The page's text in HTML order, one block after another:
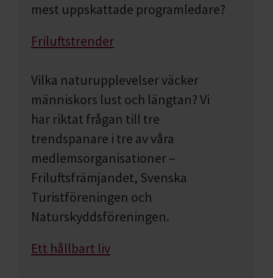
mest uppskattade programledare?
Friluftstrender
Vilka naturupplevelser väcker
människors lust och längtan? Vi
har riktat frågan till tre
trendspanare i tre av våra
medlemsorganisationer –
Friluftsfrämjandet, Svenska
Turistföreningen och
Naturskyddsföreningen.
Ett hållbart liv